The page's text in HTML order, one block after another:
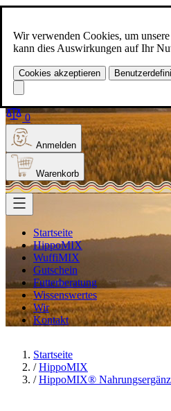
Wir verwenden Cookies, um
kann dies Auswirkungen auf Ihr
Cookies akzeptieren
Zum Inhalt springen
+49(0)5129-308
Produkt finden
0
Anmelden
Warenkorb
Startseite
HippoMIX
WuffiMIX
Gutschein
Futterberatung
Wissenswertes
Wir
Kontakt
Startseite
/ HippoMIX
/ HippoMIX®